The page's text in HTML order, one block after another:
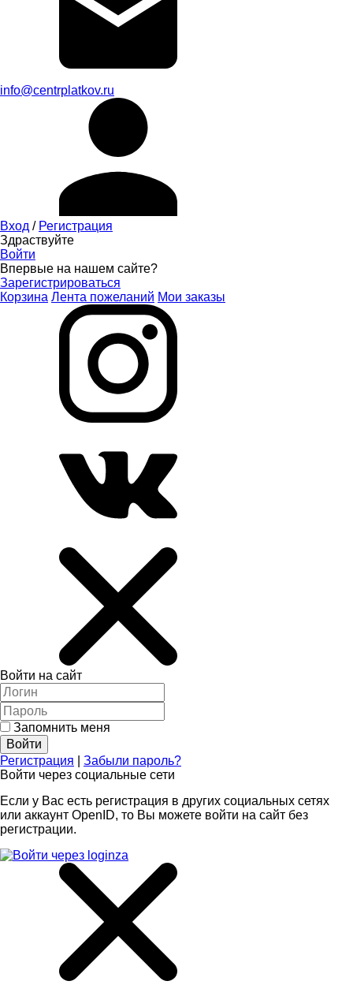
info@centrplatkov.ru
Вход / Регистрация
Здраствуйте
Войти
Впервые на нашем сайте?
Зарегистрироваться
Корзина Лента пожеланий Мои заказы
Войти на сайт
Запомнить меня
Регистрация
Забыли пароль?
Войти через социальные сети
Если у Вас есть регистрация в других социальных сетях
или аккаунт OpenID, то Вы можете войти на сайт без
регистрации.